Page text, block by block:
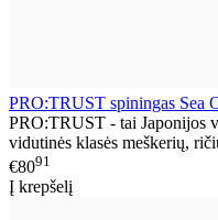
PRO:TRUST spiningas Sea
PRO:TRUST - tai Japonijos
vidutinės klasės meškerių,
€8091
Į krepšelį